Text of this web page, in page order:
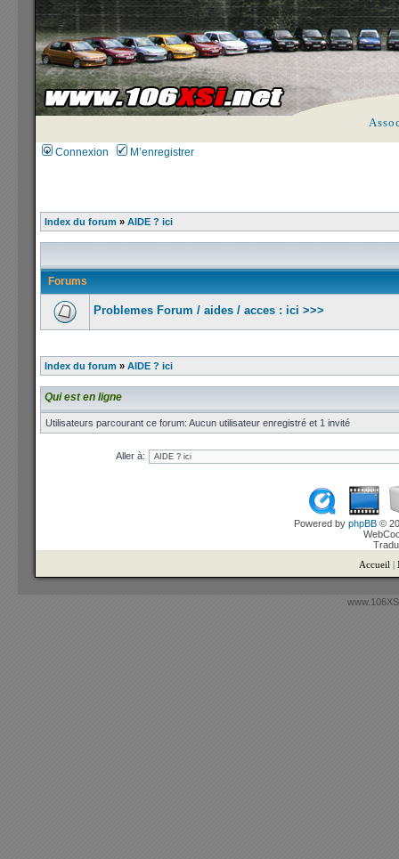
Connexion M’enregistrer
Index du forum » AIDE ? ici
Forums
Problemes Forum / aides / acces : ici >>>
Index du forum » AIDE ? ici
Qui est en ligne
Utilisateurs parcourant ce forum: Aucun utilisateur enregistré et 1 invité
Aller à:
Powered by phpBB ©
Accueil |